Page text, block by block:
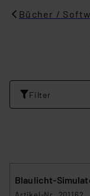
Bücher /
Filter
Blaulicht-